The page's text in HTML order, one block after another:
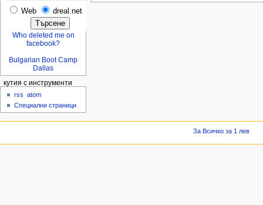
Web dreal.net
Who deleted me on
facebook?
Bulgarian Boot Camp
Dallas
кутия с инструменти
rss
atom
Специални страници
За Всичко за 1 лев